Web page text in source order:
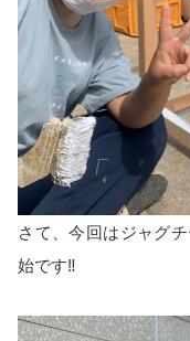
さて、今回はジャグ
始です‼️